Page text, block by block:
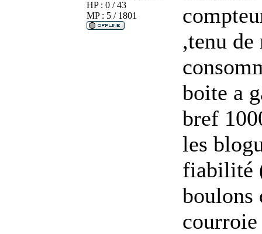
HP : 0 / 43
MP : 5 / 1801
,tenu
boite a
bref
les
fiabilité
boulons
courroie